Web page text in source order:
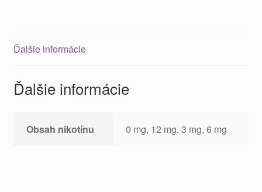
Ďalšie informácie
Ďalšie informácie
Obsah nikotínu 0 mg, 12 mg, 3 mg, 6 mg